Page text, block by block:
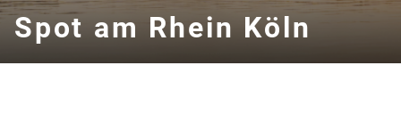
Spot am Rhein Köln